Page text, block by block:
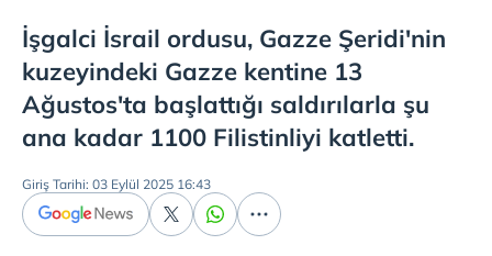
İşgalci İsrail ordusu, Gazze Şeridi'nin
kuzeyindeki Gazze kentine 13
Ağustos'ta başlattığı saldırılarla şu
ana kadar 1100 Filistinliyi katletti.
Giriş Tarihi: 03 Eylül 2025 16:43